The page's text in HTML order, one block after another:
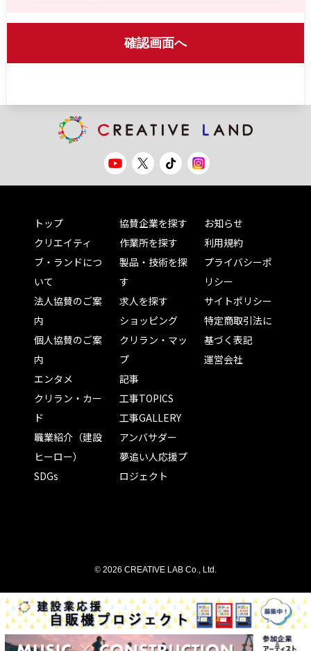
確認画面へ
トップ
クリエイティ
ブ・ランドにつ
いて
法人協賛のご案
内
個人協賛のご案
内
エンタメ
クリラン・カー
ド
職業紹介（建設
ヒーロー）
SDGs
協賛企業を探す
作業所を探す
製品・技術を探
す
求人を探す
ショッピング
クリラン・マッ
プ
記事
工事TOPICS
工事GALLERY
アンバサダー
夢追い人応援プ
ロジェクト
お知らせ
利用規約
プライバシーポ
リシー
サイトポリシー
特定商取引法に
基づく表記
運営会社
© 2026 CREATIVE LAB Co., Ltd.